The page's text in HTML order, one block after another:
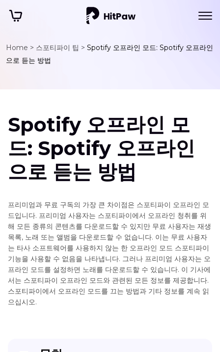
Home > 스포티파이 팁 > Spotify 오프라인 모드: Spotify 오프라인
으로 듣는 방법
Spotify 오프라인 모
드: Spotify 오프라인
으로 듣는 방법
프리미엄과 무료 구독의 가장 큰 차이점은 스포티파이 오프라인 모
드입니다. 프리미엄 사용자는 스포티파이에서 오프라인 청취를 위
해 모든 종류의 콘텐츠를 다운로드할 수 있지만 무료 사용자는 재생
목록, 노래 또는 앨범을 다운로드할 수 없습니다. 이는 무료 사용자
는 타사 소프트웨어를 사용하지 않는 한 오프라인 모드 스포티파이
기능을 사용할 수 없음을 나타냅니다. 그러나 프리미엄 사용자는 오
프라인 모드를 설정하면 노래를 다운로드할 수 있습니다. 이 기사에
서는 스포티파이 오프라인 모드와 관련된 모든 정보를 제공합니다.
스포티파이에서 오프라인 모드를 끄는 방법과 기타 정보를 계속 읽
으십시오.